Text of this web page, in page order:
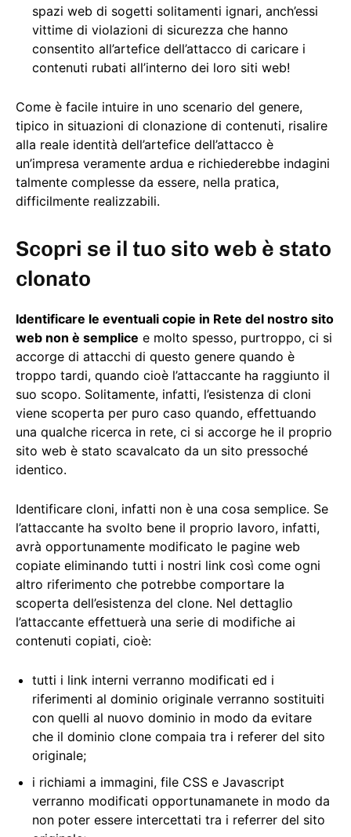
spazi web di sogetti solitamenti ignari, anch’essi
vittime di violazioni di sicurezza che hanno
consentito all’artefice dell’attacco di caricare i
contenuti rubati all’interno dei loro siti web!
Come è facile intuire in uno scenario del genere,
tipico in situazioni di clonazione di contenuti, risalire
alla reale identità dell’artefice dell’attacco è
un’impresa veramente ardua e richiederebbe indagini
talmente complesse da essere, nella pratica,
difficilmente realizzabili.
Scopri se il tuo sito web è stato
clonato
Identificare le eventuali copie in Rete del nostro sito
web non è semplice e molto spesso, purtroppo, ci si
accorge di attacchi di questo genere quando è
troppo tardi, quando cioè l’attaccante ha raggiunto il
suo scopo. Solitamente, infatti, l’esistenza di cloni
viene scoperta per puro caso quando, effettuando
una qualche ricerca in rete, ci si accorge he il proprio
sito web è stato scavalcato da un sito pressoché
identico.
Identificare cloni, infatti non è una cosa semplice. Se
l’attaccante ha svolto bene il proprio lavoro, infatti,
avrà opportunamente modificato le pagine web
copiate eliminando tutti i nostri link così come ogni
altro riferimento che potrebbe comportare la
scoperta dell’esistenza del clone. Nel dettaglio
l’attaccante effettuerà una serie di modifiche ai
contenuti copiati, cioè:
tutti i link interni verranno modificati ed i
riferimenti al dominio originale verranno sostituiti
con quelli al nuovo dominio in modo da evitare
che il dominio clone compaia tra i referer del sito
originale;
i richiami a immagini, file CSS e Javascript
verranno modificati opportunamanete in modo da
non poter essere intercettati tra i referrer del sito